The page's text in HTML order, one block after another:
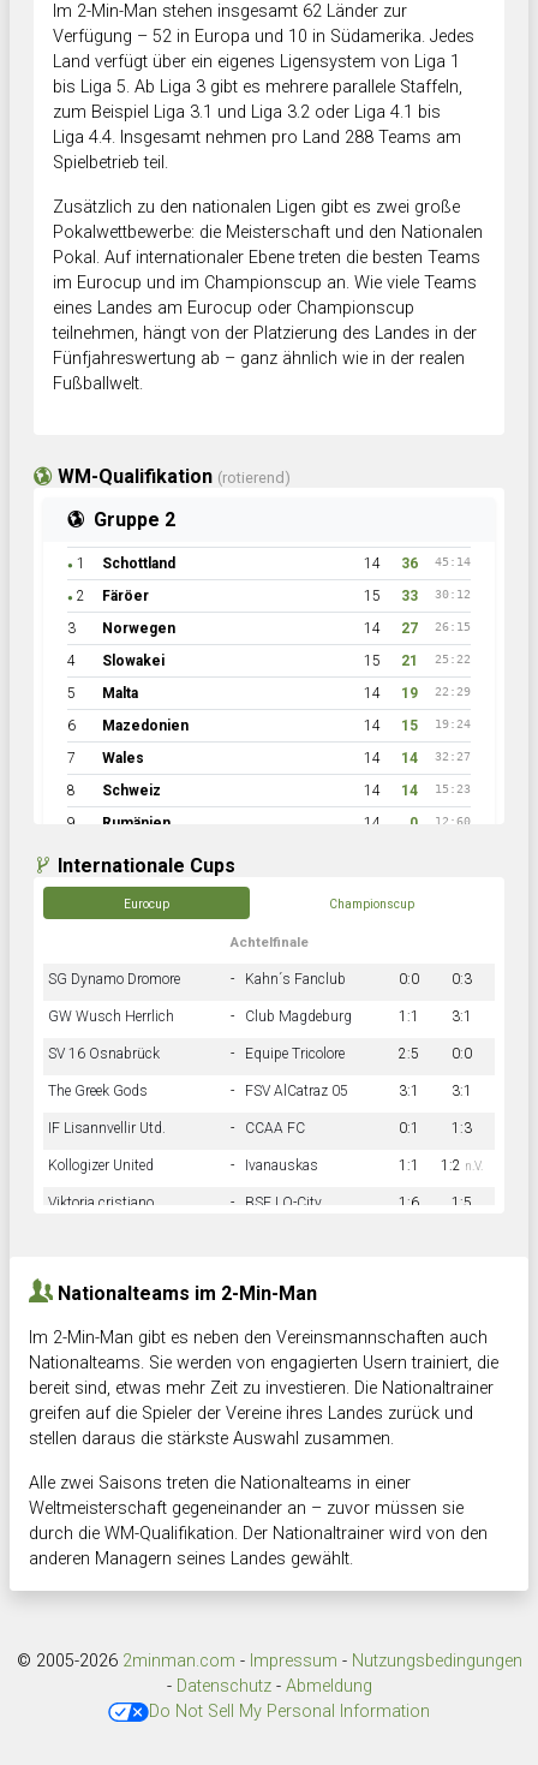
Im 2-Min-Man stehen insgesamt 62 Länder zur
Verfügung – 52 in Europa und 10 in Südamerika. Jedes
Land verfügt über ein eigenes Ligensystem von Liga 1
bis Liga 5. Ab Liga 3 gibt es mehrere parallele Staffeln,
zum Beispiel Liga 3.1 und Liga 3.2 oder Liga 4.1 bis
Liga 4.4. Insgesamt nehmen pro Land 288 Teams am
Spielbetrieb teil.
Zusätzlich zu den nationalen Ligen gibt es zwei große
Pokalwettbewerbe: die Meisterschaft und den Nationalen
Pokal. Auf internationaler Ebene treten die besten Teams
im Eurocup und im Championscup an. Wie viele Teams
eines Landes am Eurocup oder Championscup
teilnehmen, hängt von der Platzierung des Landes in der
Fünfjahreswertung ab – ganz ähnlich wie in der realen
Fußballwelt.
WM-Qualifikation (rotierend)
Gruppe 2
● 1 Schottland 14 36 45:14
● 2 Färöer 15 33 30:12
3 Norwegen 14 27 26:15
4 Slowakei 15 21 25:22
5 Malta 14 19 22:29
6 Mazedonien 14 15 19:24
7 Wales 14 14 32:27
8 Schweiz 14 14 15:23
9 Rumänien 14 0 12:60
Internationale Cups
Eurocup Championscup
Achtelfinale
SG Dynamo Dromore - Kahn´s Fanclub 0:0 0:3
GW Wusch Herrlich - Club Magdeburg 1:1 3:1
SV 16 Osnabrück - Equipe Tricolore 2:5 0:0
The Greek Gods - FSV AlCatraz 05 3:1 3:1
IF Lisannvellir Utd. - CCAA FC 0:1 1:3
Kollogizer United - Ivanauskas 1:1 1:2 n.V.
Viktoria cristiano - BSF LO-City 1:6 1:5
Nationalteams im 2-Min-Man
Im 2-Min-Man gibt es neben den Vereinsmannschaften auch
Nationalteams. Sie werden von engagierten Usern trainiert, die
bereit sind, etwas mehr Zeit zu investieren. Die Nationaltrainer
greifen auf die Spieler der Vereine ihres Landes zurück und
stellen daraus die stärkste Auswahl zusammen.
Alle zwei Saisons treten die Nationalteams in einer
Weltmeisterschaft gegeneinander an – zuvor müssen sie
durch die WM-Qualifikation. Der Nationaltrainer wird von den
anderen Managern seines Landes gewählt.
© 2005-2026 2minman.com - Impressum - Nutzungsbedingungen
- Datenschutz- Abmeldung
Do Not Sell My Personal Information